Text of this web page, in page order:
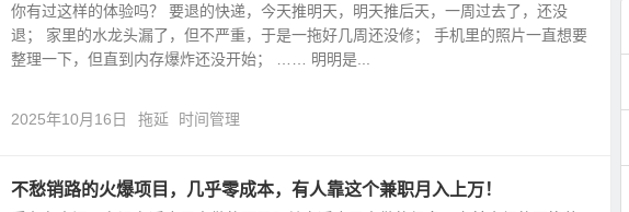
你有过这样的体验吗？ 要退的快递，今天推明天，明天推后天，一周过去了，还没
退； 家里的水龙头漏了，但不严重，于是一拖好几周还没修； 手机里的照片一直想要
整理一下，但直到内存爆炸还没开始； …… 明明是...
2025年10月16日 拖延 时间管理
不愁销路的火爆项目，几乎零成本，有人靠这个兼职月入上万！